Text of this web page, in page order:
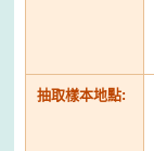
抽取樣本地點: